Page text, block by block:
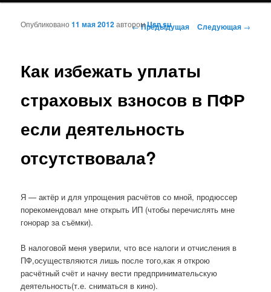
Навигация по записям
←Предыдущая Следующая →
Как избежать уплаты
страховых взносов в ПФР
если деятельность
отсутствовала?
Опубликовано11 мая 2012авторомUsn.su
Я — актёр и для упрощения расчётов со мной, продюссер
порекомендовал мне открыть ИП (чтобы перечислять мне
гонорар за съёмки).
В налоговой меня уверили, что все налоги и отчисления в
ПФ,осуществляются лишь после того,как я открою
расчётный счёт и начну вести предпринимательскую
деятельность(т.е. сниматься в кино).